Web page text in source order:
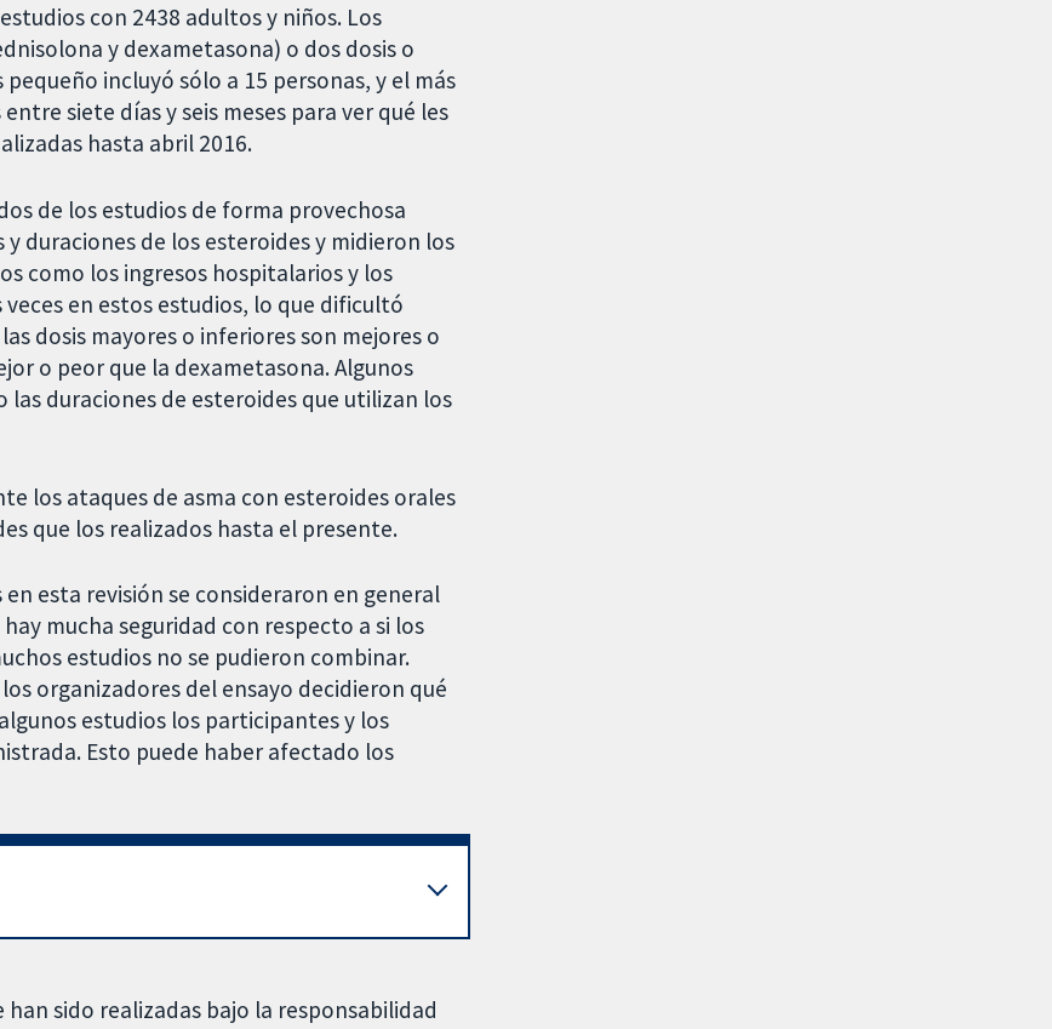
con 2438 adultos y niños. Los
y dexametasona) o dos dosis o
incluyó sólo a 15 personas, y el más
siete días y seis meses para ver qué les
hasta abril 2016.
de los estudios de forma provechosa
duraciones de los esteroides y midieron los
como los ingresos hospitalarios y los
en estos estudios, lo que dificultó
dosis mayores o inferiores son mejores o
o peor que la dexametasona. Algunos
duraciones de esteroides que utilizan los
los ataques de asma con esteroides orales
que los realizados hasta el presente.
esta revisión se consideraron en general
mucha seguridad con respecto a si los
estudios no se pudieron combinar.
organizadores del ensayo decidieron qué
estudios los participantes y los
Esto puede haber afectado los
sido realizadas bajo la responsabilidad